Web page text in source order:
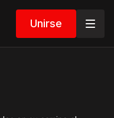
Unirse